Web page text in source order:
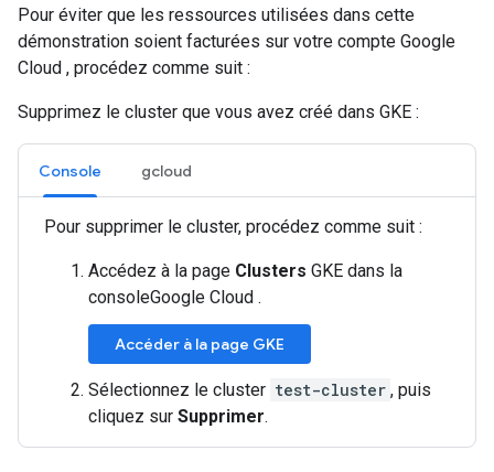
Pour éviter que les ressources utilisées dans cette
démonstration soient facturées sur votre compte Google
Cloud , procédez comme suit :
Supprimez le cluster que vous avez créé dans GKE :
Console gcloud
Pour supprimer le cluster, procédez comme suit :
Accédez à la page Clusters GKE dans la
consoleGoogle Cloud .
Accéder à la page GKE
Sélectionnez le cluster test-cluster , puis
cliquez sur Supprimer.